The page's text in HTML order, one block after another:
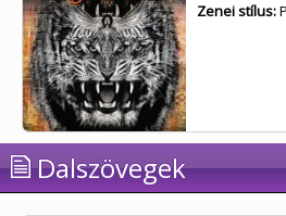
Zenei stílus:
Dalszövegek